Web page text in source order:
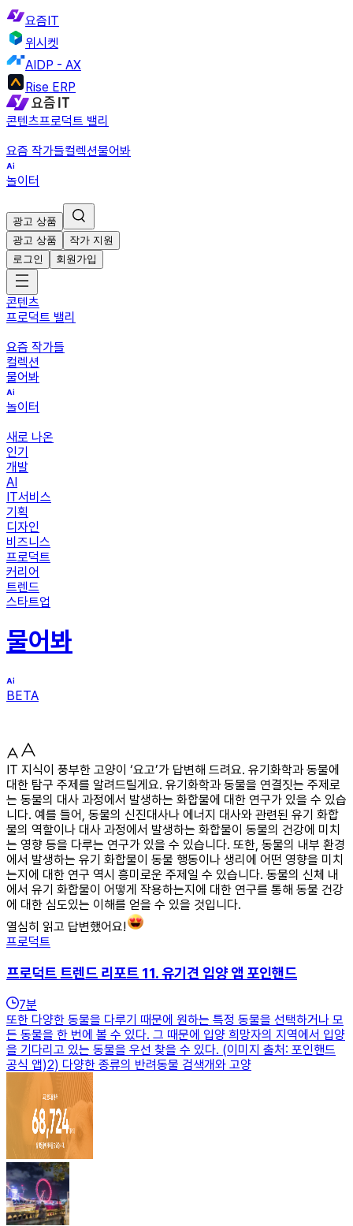
요즘IT
위시켓
AIDP - AX
Rise ERP
콘텐츠프로덕트 밸리
요즘 작가들컬렉션물어봐
놀이터
광고 상품
광고 상품
작가 지원
로그인
회원가입
콘텐츠
프로덕트 밸리
요즘 작가들
컬렉션
물어봐
놀이터
새로 나온
인기
개발
AI
IT서비스
기획
디자인
비즈니스
프로덕트
커리어
트렌드
스타트업
물어봐
BETA
IT 지식이 풍부한 고양이 ‘요고’가 답변해 드려요. 유기화학과 동물에
대한 탐구 주제를 알려드릴게요. 유기화학과 동물을 연결짓는 주제로
는 동물의 대사 과정에서 발생하는 화합물에 대한 연구가 있을 수 있습
니다. 예를 들어, 동물의 신진대사나 에너지 대사와 관련된 유기 화합
물의 역할이나 대사 과정에서 발생하는 화합물이 동물의 건강에 미치
는 영향 등을 다루는 연구가 있을 수 있습니다. 또한, 동물의 내부 환경
에서 발생하는 유기 화합물이 동물 행동이나 생리에 어떤 영향을 미치
는지에 대한 연구 역시 흥미로운 주제일 수 있습니다. 동물의 신체 내
에서 유기 화합물이 어떻게 작용하는지에 대한 연구를 통해 동물 건강
에 대한 심도있는 이해를 얻을 수 있을 것입니다.
열심히 읽고 답변했어요!
프로덕트
프로덕트 트렌드 리포트 11. 유기견 입양 앱 포인핸드
7분
또한 다양한 동물을 다루기 때문에 원하는 특정 동물을 선택하거나 모
든 동물을 한 번에 볼 수 있다. 그 때문에 입양 희망자의 지역에서 입양
을 기다리고 있는 동물을 우선 찾을 수 있다. (이미지 출처: 포인핸드
공식 앱)2) 다양한 종류의 반려동물 검색개와 고양